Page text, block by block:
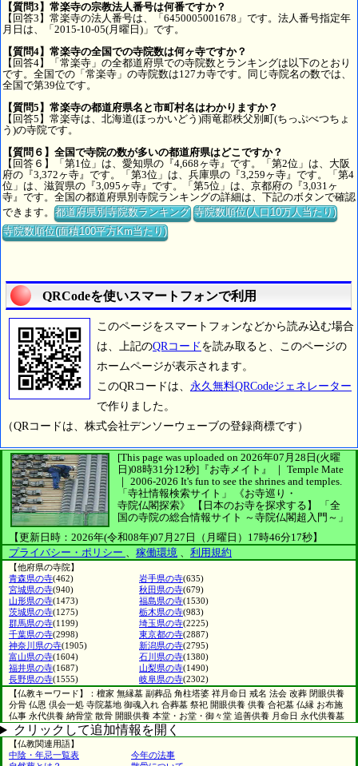
【質問3】常楽寺の宗教法人番号は何番ですか？
【回答3】常楽寺の法人番号は、「6450005001678」です。法人番号指定年
月日は、「2015-10-05(月曜日)」です。
【質問4】常楽寺の全国での寺院数は何ヶ寺ですか？
【回答4】「常楽寺」の全都道府県での寺院数とランキングは以下のとおり
です。全国での「常楽寺」の寺院数は127カ寺です。同じ寺院名の数では、
全国で第39位です。
【質問5】常楽寺の都道府県名と市町村名はわかりますか？
【回答5】常楽寺は、北海道(ほっかいどう)雨竜郡秩父別町(ちっぷべつちょ
う)の寺院です。
【質問６】全国で寺院の数が多いの都道府県はどこですか？
【回答６】「第1位」は、愛知県の『4,668ヶ寺』です。「第2位」は、大阪
府の『3,372ヶ寺』です。「第3位」は、兵庫県の『3,259ヶ寺』です。「第4
位」は、滋賀県の『3,095ヶ寺』です。「第5位」は、京都府の『3,031ヶ
寺』です。全国の都道府県別寺院ランキングの詳細は、下記のボタンで確認
できます。都道府県別寺院数ランキング 寺院数順位(人口10万人当たり)
寺院数順位(面積100平方Km当たり)
QRCodeを使いスマートフォンで利用
このページをスマートフォンなどから読み込む場合
は、上記のQRコード を読み取ると、このページの
ホームページが表示されます。
このQRコードは、 永久無料QRCodeジェネレーター
で作りました。
（QRコードは、株式会社デンソーウェーブの登録商標です）
[This page was uploaded on 2026年07月28日(火曜
日)08時31分12秒] 『お寺メイト』 ｜ Temple Mate
｜ 2006-2026 It's fun to see the shrines and temples.
「寺社情報検索サイト」
《お寺巡り・
寺院仏閣探索》
【日本のお寺を探求する】
「全
国の寺院の総合情報サイト ～寺院仏閣超入門～」
【更新日時：2026年(令和08年)07月27日（月曜日）17時46分17秒】
プライバシー・ポリシー 、 稼働環境 、 利用規約
【他府県の寺院】
青森県の寺(462) 岩手県の寺(635)
宮城県の寺(940) 秋田県の寺(679)
山形県の寺(1473) 福島県の寺(1530)
茨城県の寺(1275) 栃木県の寺(983)
群馬県の寺(1199) 埼玉県の寺(2225)
千葉県の寺(2998) 東京都の寺(2887)
神奈川県の寺(1905) 新潟県の寺(2795)
富山県の寺(1604) 石川県の寺(1380)
福井県の寺(1687) 山梨県の寺(1490)
長野県の寺(1555) 岐阜県の寺(2302)
【仏教キーワード】：檀家 無縁墓 副葬品 角柱塔婆 祥月命日 戒名 法会 改葬 閉眼供養
分骨 仏恩 倶会一処 寺院墓地 御魂入れ 合葬墓 祭祀 開眼供養 供養 合祀墓 仏縁 お布施
仏事 永代供養 納骨堂 散骨 開眼供養 本堂・お堂・御々堂 追善供養 月命日 永代供養墓
クリックして追加情報を開く
【仏教関連用語】
中陰・年忌一覧表
今年の法事